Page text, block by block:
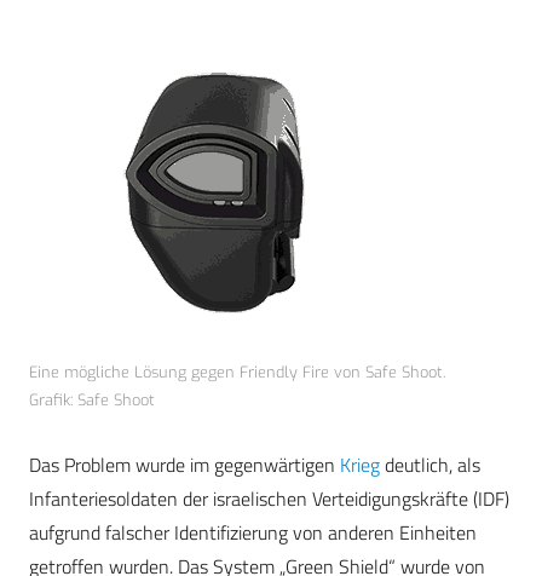
Eine mögliche Lösung gegen Friendly Fire von Safe Shoot.
Grafik: Safe Shoot
Das Problem wurde im gegenwärtigen Kriegdeutlich, als
Infanteriesoldaten der israelischen Verteidigungskräfte (IDF)
aufgrund falscher Identifizierung von anderen Einheiten
getroffen wurden. Das System „Green Shield“ wurde von